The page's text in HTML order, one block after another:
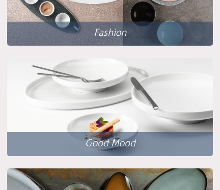
Fashion
Good Mood